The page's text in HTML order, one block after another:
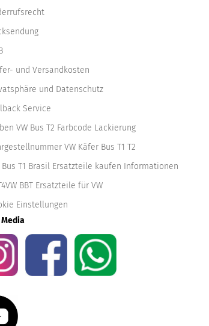
und Versandkosten
und Datenschutz
Service
VW Bus T2 Farbcode Lackierung
VW Käfer Bus T1 T2
Bus T1 Brasil Ersatzteile kaufen Informationen
BBT Ersatzteile für VW
Einstellungen